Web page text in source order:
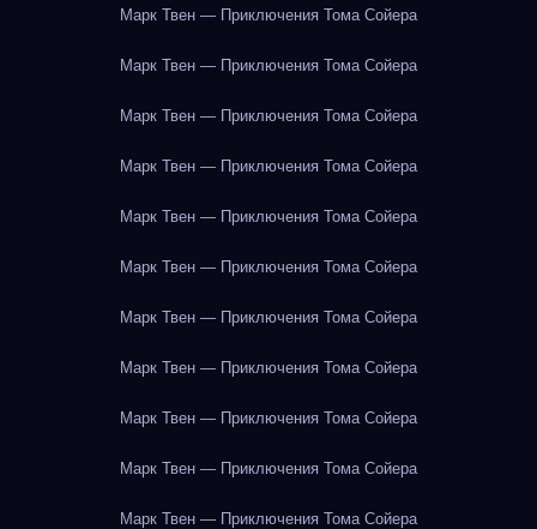
Марк Твен — Приключения Тома Сойера
Марк Твен — Приключения Тома Сойера
Марк Твен — Приключения Тома Сойера
Марк Твен — Приключения Тома Сойера
Марк Твен — Приключения Тома Сойера
Марк Твен — Приключения Тома Сойера
Марк Твен — Приключения Тома Сойера
Марк Твен — Приключения Тома Сойера
Марк Твен — Приключения Тома Сойера
Марк Твен — Приключения Тома Сойера
Марк Твен — Приключения Тома Сойера